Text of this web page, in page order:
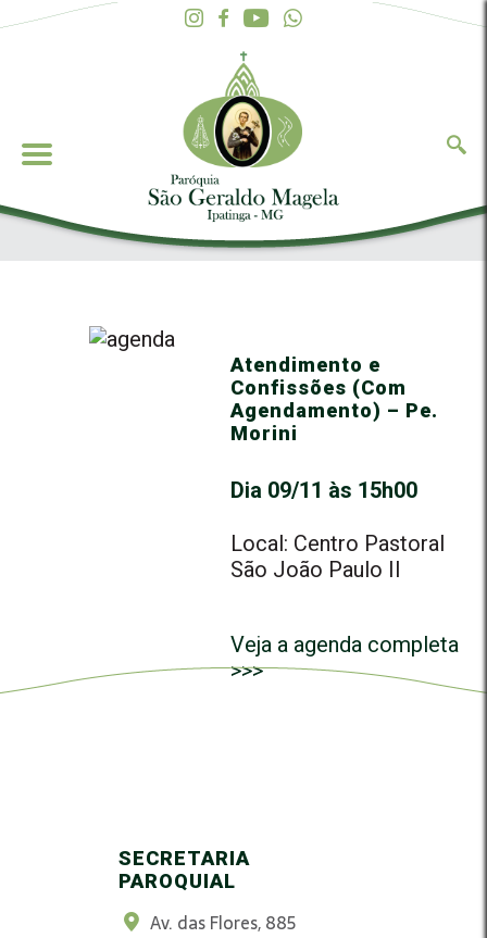
Atendimento e
Confissões (Com
Agendamento) – Pe.
Morini
Dia 09/11 às 15h00
Local: Centro Pastoral
São João Paulo II
Veja a agenda completa
>>>
SECRETARIA
PAROQUIAL
Av. das Flores, 885